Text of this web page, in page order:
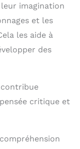
imagination
et les
les aide à
des
critique et